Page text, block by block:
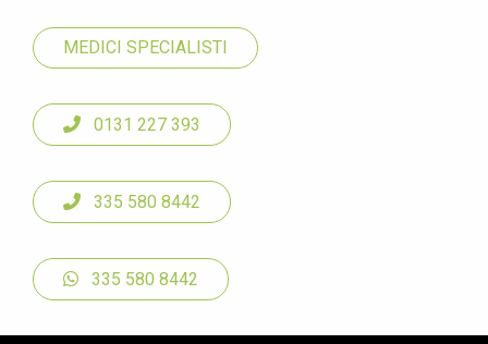
MEDICI SPECIALISTI
0131 227 393
335 580 8442
335 580 8442